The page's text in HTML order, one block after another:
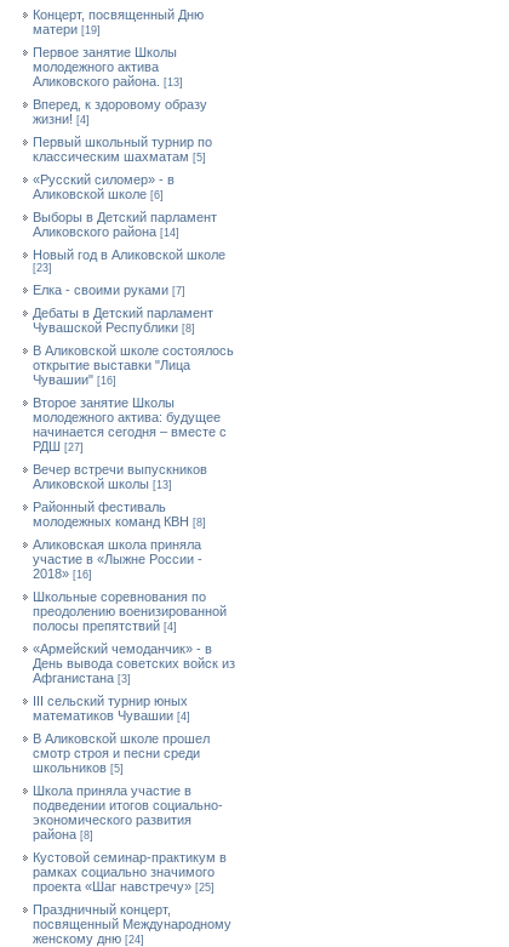
Концерт, посвященный Дню
матери [19]
Первое занятие Школы
молодежного актива
Аликовского района.
[13]
Вперед, к здоровому образу
жизни! [4]
Первый школьный турнир по
классическим шахматам [5]
«Русский силомер» - в
Аликовской школе [6]
Выборы в Детский парламент
Аликовского района [14]
Новый год в Аликовской школе
[23]
Елка - своими руками [7]
Дебаты в Детский парламент
Чувашской Республики [8]
В Аликовской школе состоялось
открытие выставки "Лица
Чувашии" [16]
Второе занятие Школы
молодежного актива: будущее
начинается сегодня – вместе с
РДШ [27]
Вечер встречи выпускников
Аликовской школы [13]
Районный фестиваль
молодежных команд КВН [8]
Аликовская школа приняла
участие в «Лыжне России -
2018» [16]
Школьные соревнования по
преодолению военизированной
полосы препятствий [4]
«Армейский чемоданчик» - в
День вывода советских войск из
Афганистана [3]
III сельский турнир юных
математиков Чувашии [4]
В Аликовской школе прошел
смотр строя и песни среди
школьников [5]
Школа приняла участие в
подведении итогов социально-
экономического развития
района [8]
Кустовой семинар-практикум в
рамках социально значимого
проекта «Шаг навстречу» [25]
Праздничный концерт,
посвященный Международному
женскому дню [24]